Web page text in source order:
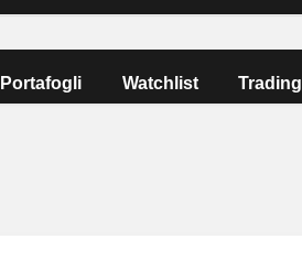
Portafogli Watchlist Trading